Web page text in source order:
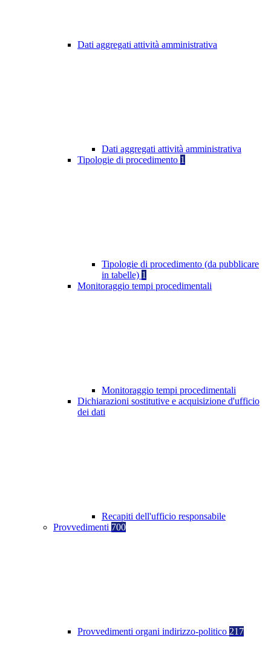
Dati aggregati attività amministrativa
Dati aggregati attività amministrativa
Tipologie di procedimento 1
Tipologie di procedimento (da pubblicare
in tabelle) 1
Monitoraggio tempi procedimentali
Monitoraggio tempi procedimentali
Dichiarazioni sostitutive e acquisizione d'ufficio
dei dati
Recapiti dell'ufficio responsabile
Provvedimenti 700
Provvedimenti organi indirizzo-politico 217